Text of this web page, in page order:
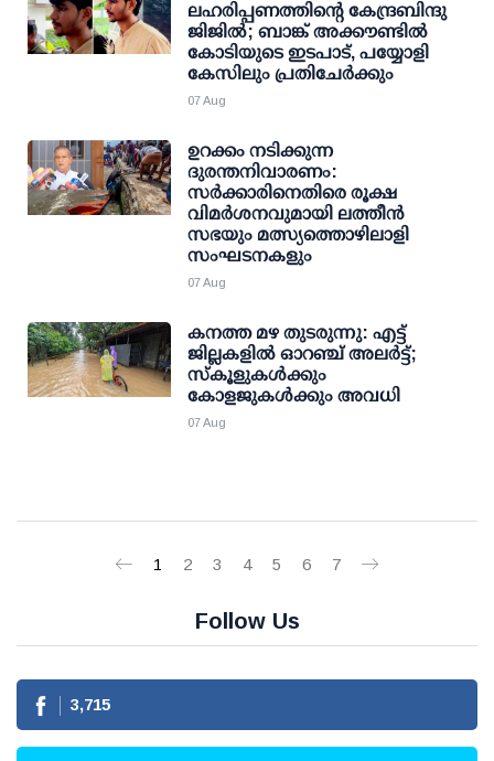
ലഹരിപ്പണത്തിന്റെ കേന്ദ്രബിന്ദു
ജിജില്‍; ബാങ്ക് അക്കൗണ്ടില്‍
കോടിയുടെ ഇടപാട്, പയ്യോളി
കേസിലും പ്രതിചേര്‍ക്കും
07 Aug
ഉറക്കം നടിക്കുന്ന
ദുരന്തനിവാരണം:
സര്‍ക്കാരിനെതിരെ രൂക്ഷ
വിമര്‍ശനവുമായി ലത്തീന്‍
സഭയും മത്സ്യത്തൊഴിലാളി
സംഘടനകളും
07 Aug
കനത്ത മഴ തുടരുന്നു: എട്ട്
ജില്ലകളില്‍ ഓറഞ്ച് അലര്‍ട്ട്;
സ്‌കൂളുകള്‍ക്കും
കോളജുകള്‍ക്കും അവധി
07 Aug
1 2 3 4 5 6 7
Follow Us
3,715